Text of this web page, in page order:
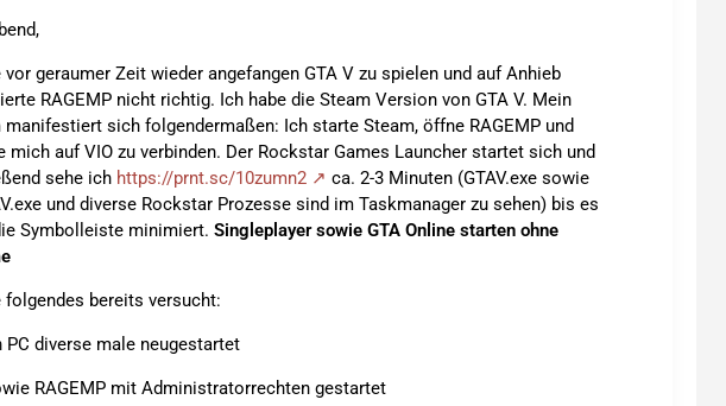
vor geraumer Zeit wieder angefangen GTA V zu spielen und auf Anhieb
RAGEMP nicht richtig. Ich habe die Steam Version von GTA V. Mein
manifestiert sich folgendermaßen: Ich starte Steam, öffne RAGEMP und
mich auf VIO zu verbinden. Der Rockstar Games Launcher startet sich und
sehe ich https://prnt.sc/10zumn2
ca. 2-3 Minuten (GTAV.exe sowie
und diverse Rockstar Prozesse sind im Taskmanager zu sehen) bis es
Symbolleiste minimiert.Singleplayer sowie GTA Online starten ohne
folgendes bereits versucht:
PC diverse male neugestartet
RAGEMP mit Administratorrechten gestartet